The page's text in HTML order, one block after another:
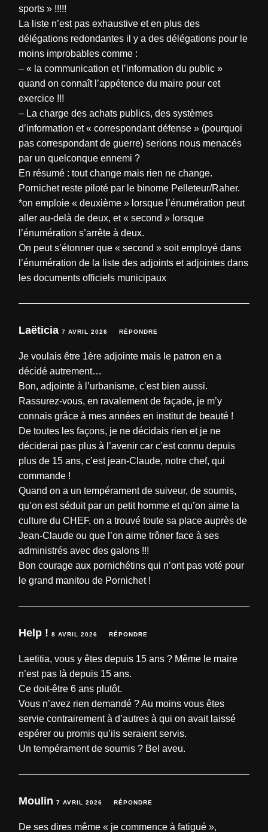
sports » !!!!!
La liste n’est pas exhaustive et en plus des
délégations redondantes il y a des délégations pour le
moins improbables comme :
– « la communication et l’information du public »
quand on connaît l’appétence du maire pour cet
exercice !!!
– La charge des achats publics, des systèmes
d’information et « correspondant défense » (pourquoi
pas correspondant de guerre) serions nous menacés
par un quelconque ennemi ?
En résumé : tout change mais rien ne change.
Pornichet reste piloté par le binome Pelleteur/Raher.
*on emploie « deuxième » lorsque l’énumération peut
aller au-delà de deux, et « second » lorsque
l’énumération s’arrête à deux.
On peut s’étonner que « second » soit employé dans
l’énumération de la liste des adjoints et adjointes dans
les documents officiels municipaux
Laëticia 7 AVRIL 2026 RÉPONDRE
Je voulais être 1ère adjointe mais le patron en a
décidé autrement…
Bon, adjointe à l’urbanisme, c’est bien aussi.
Rassurez-vous, en ravalement de façade, je m’y
connais grâce à mes années en institut de beauté !
De toutes les façons, je ne décidais rien et je ne
déciderai pas plus à l’avenir car c’est connu depuis
plus de 15 ans, c’est jean-Claude, notre chef, qui
commande !
Quand on a un tempérament de suiveur, de soumis,
qu’on est séduit par un petit homme et qu’on aime la
culture du CHEF, on a trouvé toute sa place auprès de
Jean-Claude ou que l’on aime trôner face à ses
administrés avec des galons !!!
Bon courage aux pornichétins qui n’ont pas voté pour
le grand manitou de Pornichet !
Help ! 8 AVRIL 2026 RÉPONDRE
Laetitia, vous y êtes depuis 15 ans ? Même le maire
n’est pas là depuis 15 ans.
Ce doit-être 6 ans plutôt.
Vous n’avez rien demandé ? Au moins vous êtes
servie contrairement à d’autres à qui on avait laissé
espérer ou promis qu’ils seraient servis.
Un tempérament de soumis ? Bel aveu.
Moulin7 AVRIL 2026 RÉPONDRE
De ses dires même « je commence à fatigué »,